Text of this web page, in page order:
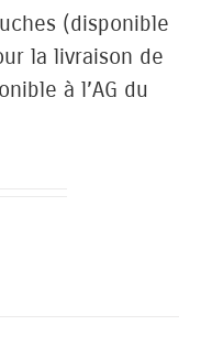
(disponible
la livraison de
à l’AG du